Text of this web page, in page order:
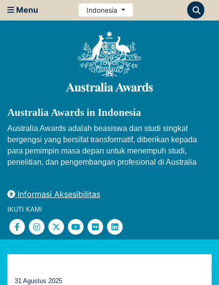
Menu Indonesia
Australia Awards in Indonesia
Australia Awards adalah beasiswa dan studi singkat
bergengsi yang bersifat transformatif, diberikan kepada
para pemimpin masa depan untuk menempuh studi,
penelitian, dan pengembangan profesional di Australia
Informasi Aksesibilitas
IKUTI KAMI
31 Agustus 2025